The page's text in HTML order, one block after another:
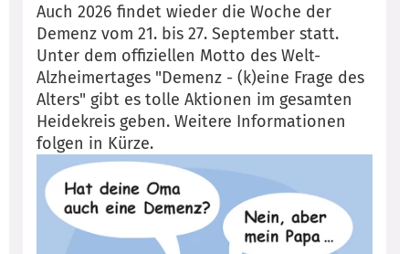
Auch 2026 findet wieder die Woche der
Demenz vom 21. bis 27. September statt.
Unter dem offiziellen Motto des Welt-
Alzheimertages "Demenz - (k)eine Frage des
Alters" gibt es tolle Aktionen im gesamten
Heidekreis geben. Weitere Informationen
folgen in Kürze.